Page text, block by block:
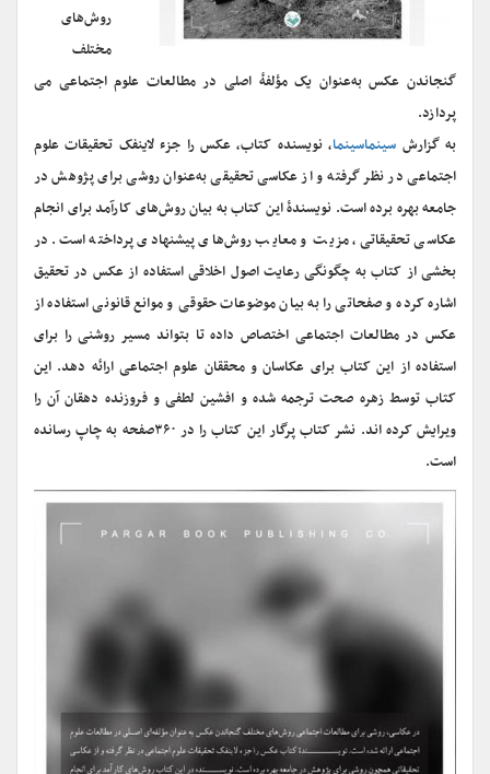
روش‌های
مختلف
گنجاندن عکس به‌عنوان یک مؤلفهٔ اصلی در مطالعات علوم اجتماعی می
پردازد.
به گزارش سینماسینما، نویسنده کتاب، عکس را جزء لاینفک تحقیقات علوم
اجتماعی در نظر گرفته و از عکاسی تحقیقی به‌عنوان روشی برای پژوهش در
جامعه بهره برده است. نویسندۀ این کتاب به بیان روش‌های کارآمد برای انجام
عکاسی تحقیقاتی، مزیت و معایب روش‌های پیشنهادی پرداخته است. در
بخشی از کتاب به چگونگی رعایت اصول اخلاقی استفاده از عکس در تحقیق
اشاره کرده و صفحاتی را به بیان موضوعات حقوقی و موانع قانونی استفاده از
عکس در مطالعات اجتماعی اختصاص داده تا بتواند مسیر روشنی را برای
استفاده از این کتاب برای عکاسان و محققان علوم اجتماعی ارائه دهد. این
کتاب توسط زهره صحت ترجمه شده و افشین لطفی و فروزنده دهقان آن را
ویرایش کرده اند. نشر کتاب پرگار این کتاب را در ۳۶۰صفحه به چاپ رسانده
است.